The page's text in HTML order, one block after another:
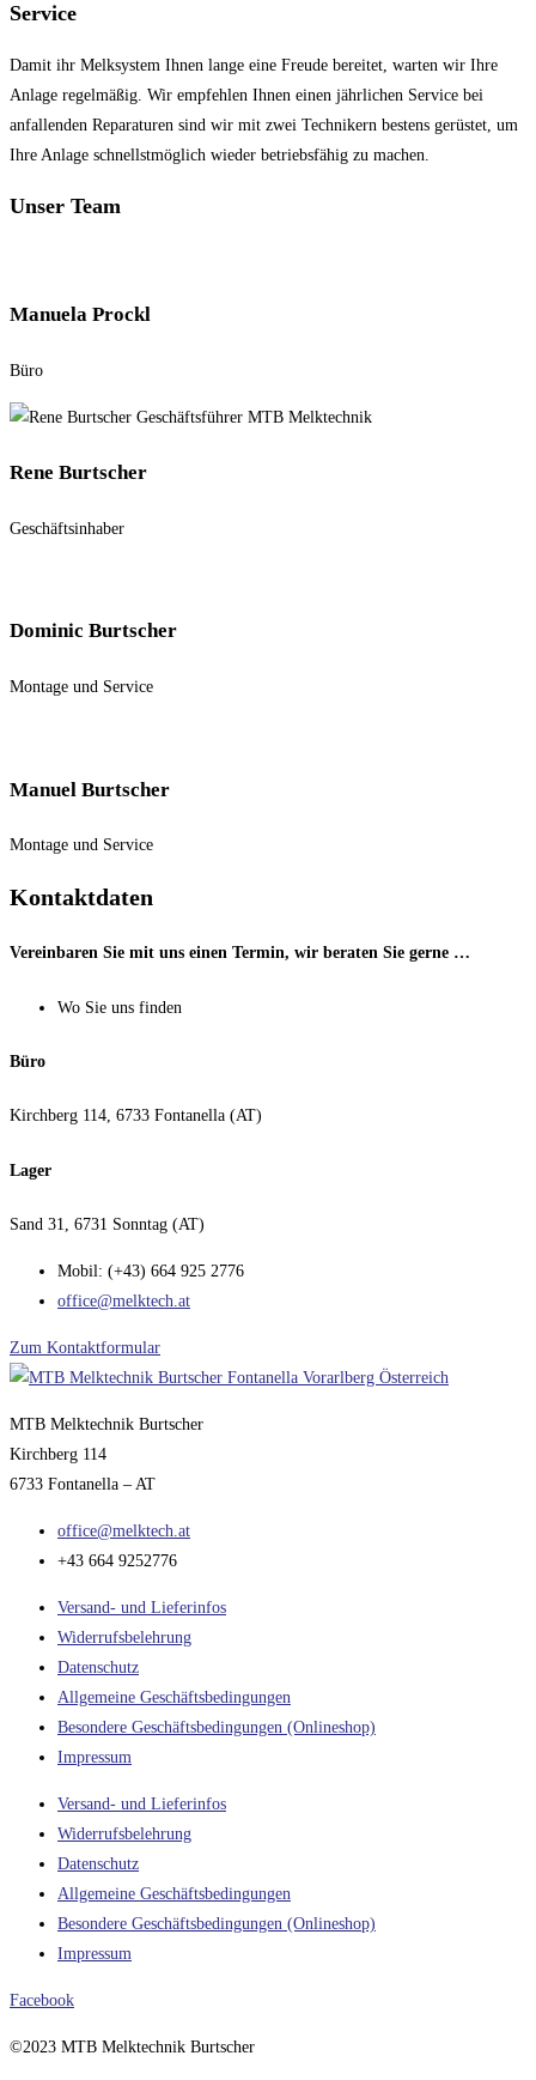
Service
Damit ihr Melksystem Ihnen lange eine Freude bereitet, warten wir Ihre
Anlage regelmäßig. Wir empfehlen Ihnen einen jährlichen Service bei
anfallenden Reparaturen sind wir mit zwei Technikern bestens gerüstet, um
Ihre Anlage schnellstmöglich wieder betriebsfähig zu machen.
Unser Team
Manuela Prockl
Büro
Rene Burtscher
Geschäftsinhaber
Dominic Burtscher
Montage und Service
Manuel Burtscher
Montage und Service
Kontaktdaten
Vereinbaren Sie mit uns einen Termin, wir beraten Sie gerne …
Wo Sie uns finden
Büro
Kirchberg 114, 6733 Fontanella (AT)
Lager
Sand 31, 6731 Sonntag (AT)
Mobil: (+43) 664 925 2776
office@melktech.at
Zum Kontaktformular
MTB Melktechnik Burtscher
Kirchberg 114
6733 Fontanella – AT
office@melktech.at
+43 664 9252776
Versand- und Lieferinfos
Widerrufsbelehrung
Datenschutz
Allgemeine Geschäftsbedingungen
Besondere Geschäftsbedingungen (Onlineshop)
Impressum
Versand- und Lieferinfos
Widerrufsbelehrung
Datenschutz
Allgemeine Geschäftsbedingungen
Besondere Geschäftsbedingungen (Onlineshop)
Impressum
Facebook
©2023 MTB Melktechnik Burtscher